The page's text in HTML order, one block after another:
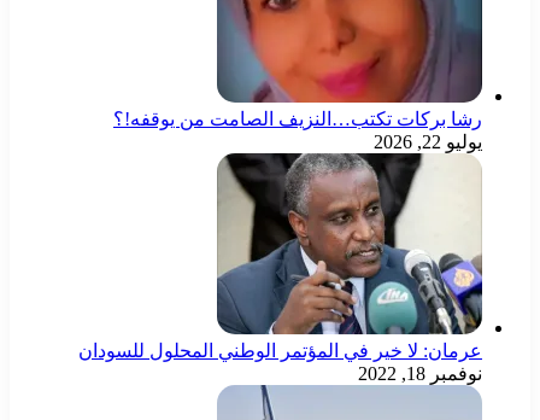
رشا بركات تكتب…النزيف الصامت من يوقفه!؟
يوليو 22, 2026
عرمان: لا خير في المؤتمر الوطني المحلول للسودان
نوفمبر 18, 2022